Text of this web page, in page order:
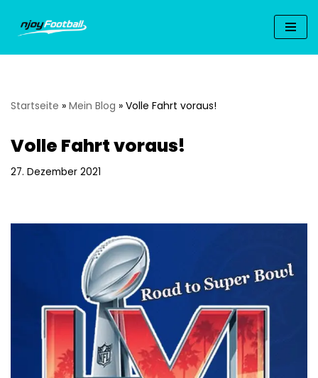
Zum
Inhalt
Startseite » Mein Blog » Volle Fahrt voraus!
Volle Fahrt voraus!
27. Dezember 2021